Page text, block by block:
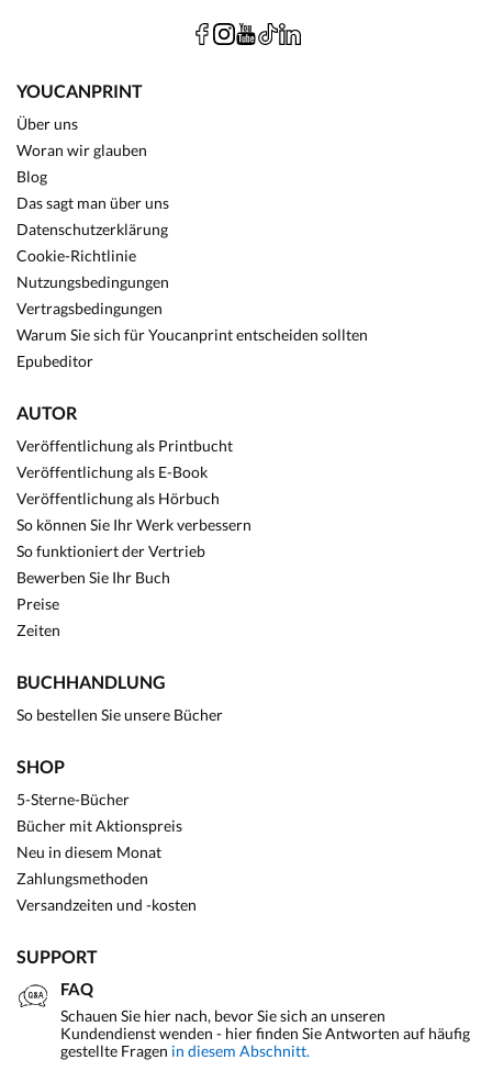
YOUCANPRINT
Über uns
Woran wir glauben
Blog
Das sagt man über uns
Datenschutzerklärung
Cookie-Richtlinie
Nutzungsbedingungen
Vertragsbedingungen
Warum Sie sich für Youcanprint entscheiden sollten
Epubeditor
AUTOR
Veröffentlichung als Printbucht
Veröffentlichung als E-Book
Veröffentlichung als Hörbuch
So können Sie Ihr Werk verbessern
So funktioniert der Vertrieb
Bewerben Sie Ihr Buch
Preise
Zeiten
BUCHHANDLUNG
So bestellen Sie unsere Bücher
SHOP
5-Sterne-Bücher
Bücher mit Aktionspreis
Neu in diesem Monat
Zahlungsmethoden
Versandzeiten und -kosten
SUPPORT
FAQ
Schauen Sie hier nach, bevor Sie sich an unseren
Kundendienst wenden - hier finden Sie Antworten auf häufig
gestellte Fragen in diesem Abschnitt.